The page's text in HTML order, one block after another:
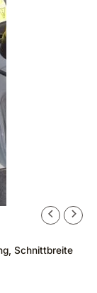
Schnittbreite